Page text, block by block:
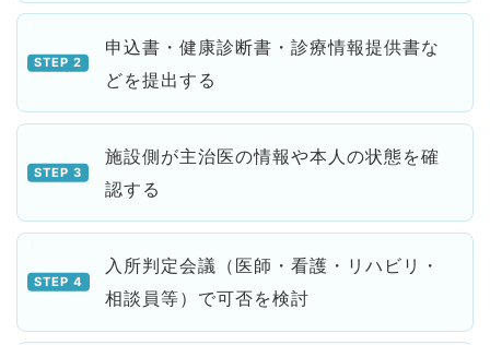
申込書・健康診断書・診療情報提供書な
どを提出する
施設側が主治医の情報や本人の状態を確
認する
入所判定会議（医師・看護・リハビリ・
相談員等）で可否を検討